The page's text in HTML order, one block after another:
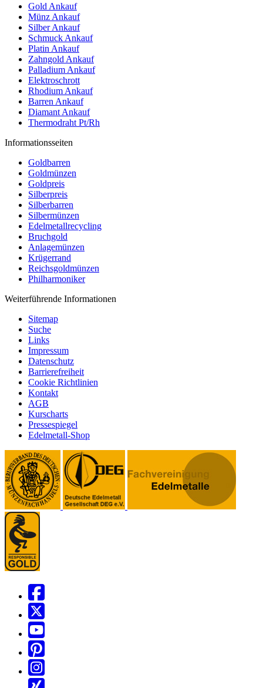
Gold Ankauf
Münz Ankauf
Silber Ankauf
Schmuck Ankauf
Platin Ankauf
Zahngold Ankauf
Palladium Ankauf
Elektroschrott
Rhodium Ankauf
Barren Ankauf
Diamant Ankauf
Thermodraht Pt/Rh
Informationsseiten
Goldbarren
Goldmünzen
Goldpreis
Silberpreis
Silberbarren
Silbermünzen
Edelmetallrecycling
Bruchgold
Anlagemünzen
Krügerrand
Reichsgoldmünzen
Philharmoniker
Weiterführende Informationen
Sitemap
Suche
Links
Impressum
Datenschutz
Barrierefreiheit
Cookie Richtlinien
Kontakt
AGB
Kurscharts
Pressespiegel
Edelmetall-Shop